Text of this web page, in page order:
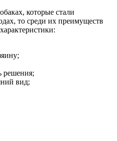
которые стали
то среди их преимуществ
решения;
вид;